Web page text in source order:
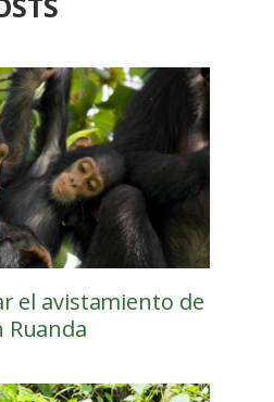
el avistamiento de
Ruanda